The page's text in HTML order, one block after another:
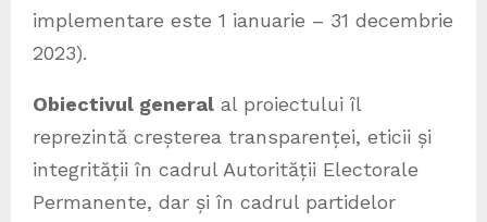
implementare este 1 ianuarie – 31 decembrie
2023).
Obiectivul general al proiectului îl
reprezintă creșterea transparenței, eticii și
integrității în cadrul Autorității Electorale
Permanente, dar și în cadrul partidelor